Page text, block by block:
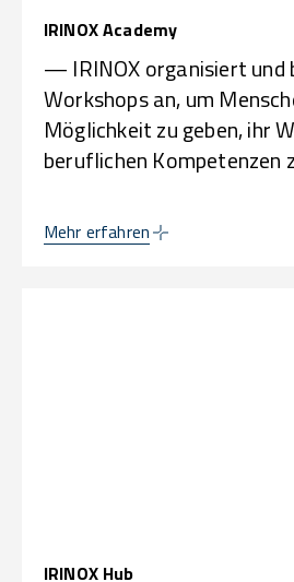
IRINOX Academy
— IRINOX organisiert und
Workshops an, um
Möglichkeit zu geben, ihr
beruflichen Kompetenzen
Mehr erfahren
IRINOX Hub